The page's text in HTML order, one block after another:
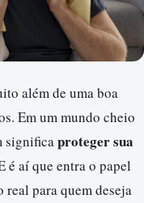
além de uma boa
Em um mundo cheio
significaproteger sua
é aí que entra o papel
real para quem deseja